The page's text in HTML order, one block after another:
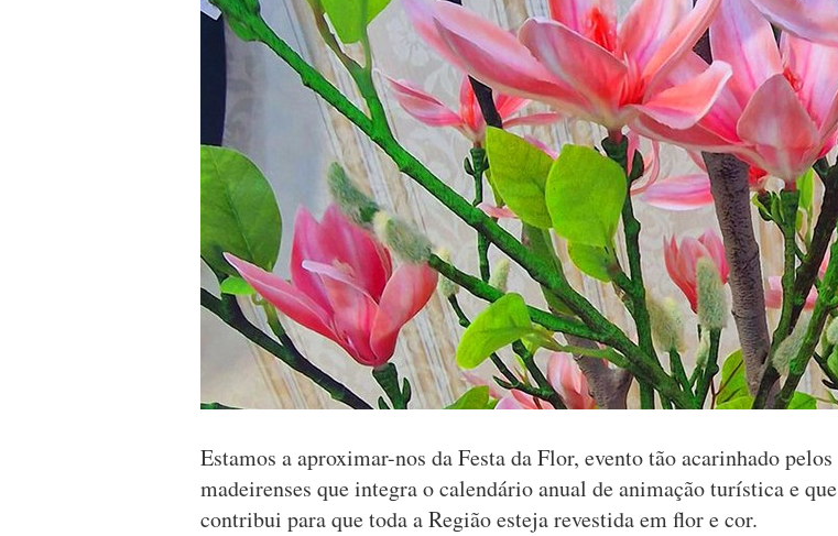
Estamos a aproximar-nos da Festa da Flor, evento tão acarinhado pelos
madeirenses que integra o calendário anual de animação turística e que
contribui para que toda a Região esteja revestida em flor e cor.